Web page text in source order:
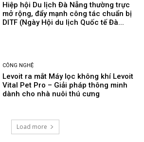
Hiệp hội Du lịch Đà Nẵng thường trực
mở rộng, đẩy mạnh công tác chuẩn bị
DITF (Ngày Hội du lịch Quốc tế Đà...
CÔNG NGHỆ
Levoit ra mắt Máy lọc không khí Levoit
Vital Pet Pro – Giải pháp thông minh
dành cho nhà nuôi thú cưng
Load more